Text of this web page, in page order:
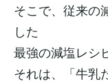
そこで、従来の
した
最強の減塩レシ
それは、「牛乳